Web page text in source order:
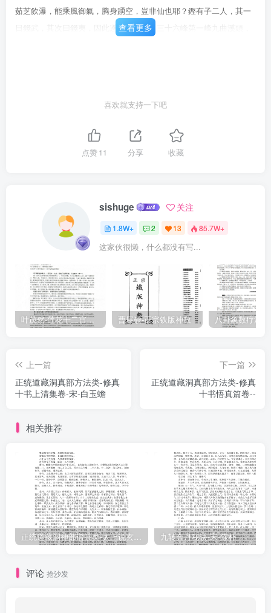
茹芝飲瀑，能乘風御氣，腾身踴空，豈非仙也耶？鏗有子二人，其一
日錢武，其次曰錢夷，因此遂名武夷山。三十六峰第一峰九曲溪頭，
去，本朝又開束京李淘真、洛濱李鐵笛、燕山李磨鏡，相踵於其地卜
築也。丞相李綱亦营訪此三李，而符其夙昔萝雪之萝，盖欲於此而建
吏隱亭焉。由是而後，有尼師数代，人名其庵日禪庵，號其地日禪
是皆思古而感慨者焉，豈好奇之謂也，濁世仕路多呃塞，不知結方外
友以為井鼇砂汞之學，夫其或者可飛昇焉，可尸解焉，仙有可求，豈
不容力，非曰能之，願學焉。忽有瓊琯白玉蟾自廣閩出而至武夷，適
有披榛、誅茆之意，盖亦契券詹美中之臆素，從而搜訪止止庵之地，
關幾百年不踐之苔，刻三五里延蔓之草，於是得其地焉。藏在嘉定丙
子之王春始鳩工斷梓，俱夫運號。然而開創之難。未幾，而白玉蟾拂
袖天台雁蕩矣！玉蟾言旋而庵始成，美中固欲挽之以為三李隱居之
霹靂手誰能如是，今但擇其道率心耐志、守素樂靜之士，延而居之，
使其開墾数時、花木繁盛。而玉蟾此去羅浮入室，回必永身以住持
之。美中曰：然。又曰：然則生先既去也，寧不為我記其庵，而盟他
柱峰，右則鐵視蟑。入去不数舉武，則有朱晦庵仁智堂：出來纔一唤
地，則有魏王會真廟。其問有冲佑觀脩廊數百問、層樓数十所，玉岌
锦囊，舉皆御昔，瓊犢琅寵，悉储仙蛻。大雲金身之招提，實左右乎
止止之庵。側後則瀑布懸崖，萬丈雪化，前則碧流盈溪，龍揪蛟浴。
上有天鑑池，可以通弱水，下有昇真洞，可以透蓬萊。若武夷千藏萬
壑之奇，千山萬水之勝，莫止止庵之地若也。雲寒玉洞，煙鎖琪林，
紫槍封丹，清泉洗玉，猿隨羽客，鶴唳芝田。鐵笛一聲草仙交集，螺
則塵埃不礙眼，古今皆一時，而絳慢虹橋之事，猶宛然矣。奇哉，青
查看更多
喜欢就支持一下吧
点赞11 分享 收藏
sishuge 关注
1.8W+ 2 13 85.7W+
这家伙很懒，什么都没有写...
叶茂然-莲花十二宫佛家奇门面授及答疑 曹展硕-正宗铁版神数
上一篇
正统道藏洞真部方法类-修真
十书上清集卷-宋-白玉蟾
下一篇
正统道藏洞真部方法类-修真
十书悟真篇卷--
相关推荐
九转金丹秘诀-宋-陈朴
评论 抢沙发